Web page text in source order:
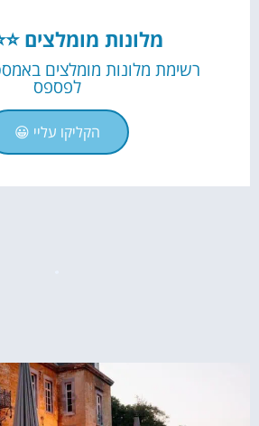
מלונות מומלצים
רשימת מלונות מומלצים
לפספס
הקליקו עליי 😀